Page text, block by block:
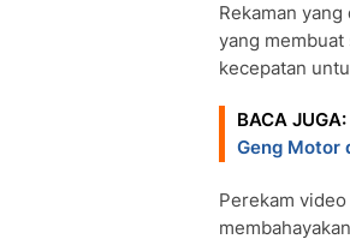
Rekaman
yang
kecepatan
BACA JUGA:
Geng Motor
Perekam